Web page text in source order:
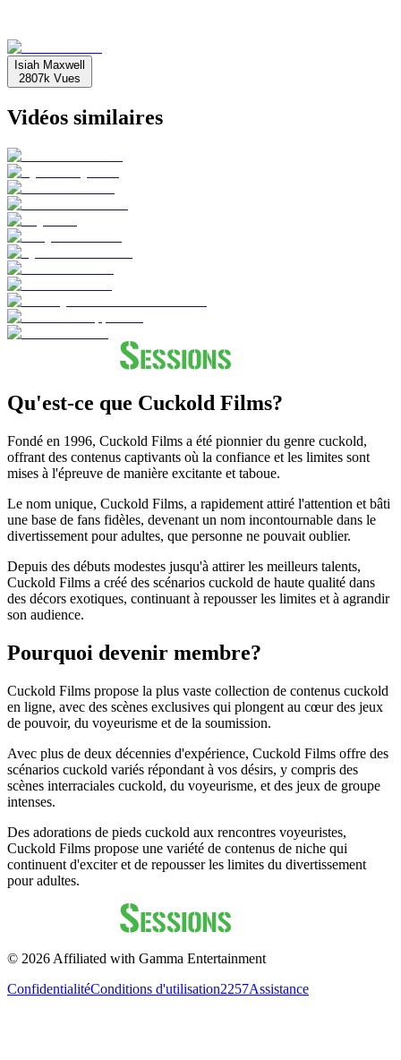
Isiah Maxwell
2807k Vues
Vidéos similaires
Qu'est-ce que Cuckold Films?
Fondé en 1996, Cuckold Films a été pionnier du genre cuckold,
offrant des contenus captivants où la confiance et les limites sont
mises à l'épreuve de manière excitante et taboue.
Le nom unique, Cuckold Films, a rapidement attiré l'attention et bâti
une base de fans fidèles, devenant un nom incontournable dans le
divertissement pour adultes, que personne ne pouvait oublier.
Depuis des débuts modestes jusqu'à attirer les meilleurs talents,
Cuckold Films a créé des scénarios cuckold de haute qualité dans
des décors exotiques, continuant à repousser les limites et à agrandir
son audience.
Pourquoi devenir membre?
Cuckold Films propose la plus vaste collection de contenus cuckold
en ligne, avec des scènes exclusives qui plongent au cœur des jeux
de pouvoir, du voyeurisme et de la soumission.
Avec plus de deux décennies d'expérience, Cuckold Films offre des
scénarios cuckold variés répondant à vos désirs, y compris des
scènes interraciales cuckold, du voyeurisme, et des jeux de groupe
intenses.
Des adorations de pieds cuckold aux rencontres voyeuristes,
Cuckold Films propose une variété de contenus de niche qui
continuent d'exciter et de repousser les limites du divertissement
pour adultes.
© 2026 Affiliated with Gamma Entertainment
ConfidentialitéConditions d'utilisation2257Assistance